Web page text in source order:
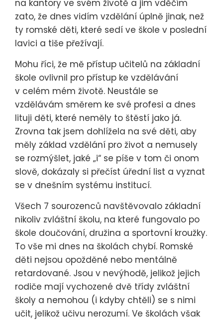
na kantory ve svém životě a jim vděčím
zato, že dnes vidím vzdělání úplně jinak, než
ty romské děti, které sedí ve škole v poslední
lavici a tiše přežívají.
Mohu říci, že mě přístup učitelů na základní
škole ovlivnil pro přístup ke vzdělávání
v celém mém životě. Neustále se
vzdělávám směrem ke své profesi a dnes
lituji děti, které neměly to štěstí jako já.
Zrovna tak jsem dohlížela na své děti, aby
měly základ vzdělání pro život a nemusely
se rozmýšlet, jaké „i“ se píše v tom či onom
slově, dokázaly si přečíst úřední list a vyznat
se v dnešním systému institucí.
Všech 7 sourozenců navštěvovalo základní
nikoliv zvláštní školu, na které fungovalo po
škole doučování, družina a sportovní kroužky.
To vše mi dnes na školách chybí. Romské
děti nejsou opožděné nebo mentálně
retardované. Jsou v nevýhodě, jelikož jejich
rodiče mají vychozené dvě třídy zvláštní
školy a nemohou (i kdyby chtěli) se s nimi
učit, jelikož učivu nerozumí. Ve školách však